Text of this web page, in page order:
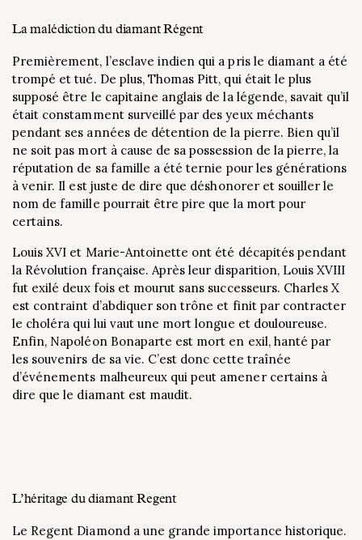
La malédiction du diamant Régent
Premièrement, l’esclave indien qui a pris le diamant a été
trompé et tué. De plus, Thomas Pitt, qui était le plus
supposé être le capitaine anglais de la légende, savait qu’il
était constamment surveillé par des yeux méchants
pendant ses années de détention de la pierre. Bien qu’il
ne soit pas mort à cause de sa possession de la pierre, la
réputation de sa famille a été ternie pour les générations
à venir. Il est juste de dire que déshonorer et souiller le
nom de famille pourrait être pire que la mort pour
certains.
Louis XVI et Marie-Antoinette ont été décapités pendant
la Révolution française. Après leur disparition, Louis XVIII
fut exilé deux fois et mourut sans successeurs. Charles X
est contraint d’abdiquer son trône et finit par contracter
le choléra qui lui vaut une mort longue et douloureuse.
Enfin, Napoléon Bonaparte est mort en exil, hanté par
les souvenirs de sa vie. C’est donc cette traînée
d’événements malheureux qui peut amener certains à
dire que le diamant est maudit.
L’héritage du diamant Regent
Le Regent Diamond a une grande importance historique.